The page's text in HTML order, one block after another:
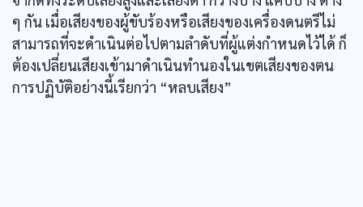
ๆ กัน เมื่อเสียงของผู้ขับร้องหรือเสียงของเครื่องดนตรีไม่
สามารถที่จะดำเนินต่อไปตามลำดับที่ผู้แต่งกำหนดไว้ได้ ก็
ต้องเปลี่ยนเสียงเข้ามาดำเนินทำนองในเขตเสียงของตน
การปฏิบัติอย่างนี้เรียกว่า “หลบเสียง”